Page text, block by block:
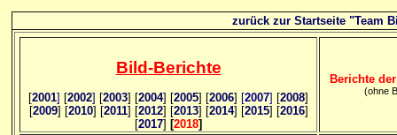
zurück zur Startseite "Team
Bild-Berichte
[2001] [2002] [2003] [2004] [2005] [2006] [2007] [2008]
[2009] [2010] [2011] [2012] [2013] [2014] [2015] [2016]
[2017] [2018]
Berichte
(ohne